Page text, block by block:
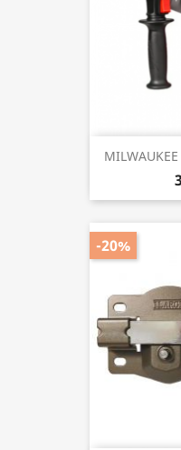
-20%